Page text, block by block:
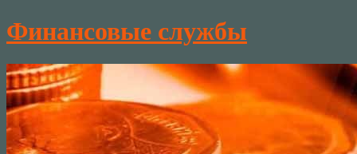
Финансовые службы